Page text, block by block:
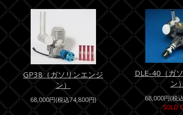
GP38（ガソリンエンジ
ン）
68,000円(税込74,800円)
DLE-40（ガ
ン
68,000円(税
SOLD